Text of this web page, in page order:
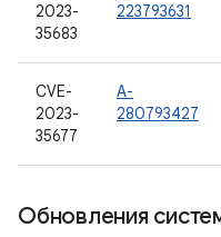
2023-
35683
223793631
CVE-
2023-
35677
A-
280793427
Обновления